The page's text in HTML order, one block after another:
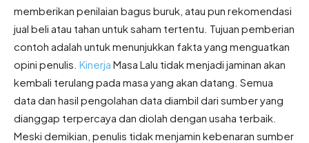
memberikan penilaian bagus buruk, atau pun rekomendasi
jual beli atau tahan untuk saham tertentu. Tujuan pemberian
contoh adalah untuk menunjukkan fakta yang menguatkan
opini penulis. Kinerja Masa Lalu tidak menjadi jaminan akan
kembali terulang pada masa yang akan datang. Semua
data dan hasil pengolahan data diambil dari sumber yang
dianggap terpercaya dan diolah dengan usaha terbaik.
Meski demikian, penulis tidak menjamin kebenaran sumber